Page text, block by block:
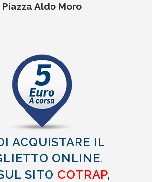
Piazza Aldo Moro
ACQUISTARE IL
ONLINE.
SITO COTRAP,